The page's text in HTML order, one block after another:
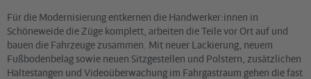
Für die Modernisierung entkernen die Handwerker:innen in
Schöneweide die Züge komplett, arbeiten die Teile vor Ort auf und
bauen die Fahrzeuge zusammen. Mit neuer Lackierung, neuem
Fußbodenbelag sowie neuen Sitzgestellen und Polstern, zusätzlichen
Haltestangen und Videoüberwachung im Fahrgastraum gehen die fast